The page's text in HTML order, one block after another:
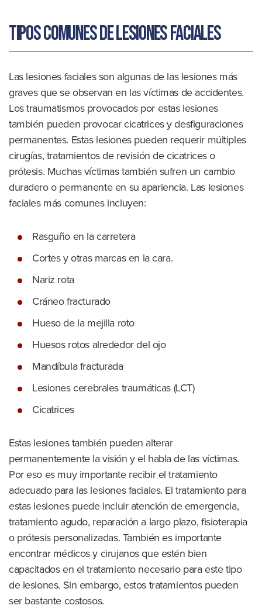
Tipos comunes de lesiones faciales
Las lesiones faciales son algunas de las lesiones más
graves que se observan en las víctimas de accidentes.
Los traumatismos provocados por estas lesiones
también pueden provocar cicatrices y desfiguraciones
permanentes. Estas lesiones pueden requerir múltiples
cirugías, tratamientos de revisión de cicatrices o
prótesis. Muchas víctimas también sufren un cambio
duradero o permanente en su apariencia. Las lesiones
faciales más comunes incluyen:
Rasguño en la carretera
Cortes y otras marcas en la cara.
Nariz rota
Cráneo fracturado
Hueso de la mejilla roto
Huesos rotos alrededor del ojo
Mandíbula fracturada
Lesiones cerebrales traumáticas (LCT)
Cicatrices
Estas lesiones también pueden alterar
permanentemente la visión y el habla de las víctimas.
Por eso es muy importante recibir el tratamiento
adecuado para las lesiones faciales. El tratamiento para
estas lesiones puede incluir atención de emergencia,
tratamiento agudo, reparación a largo plazo, fisioterapia
o prótesis personalizadas. También es importante
encontrar médicos y cirujanos que estén bien
capacitados en el tratamiento necesario para este tipo
de lesiones. Sin embargo, estos tratamientos pueden
ser bastante costosos.